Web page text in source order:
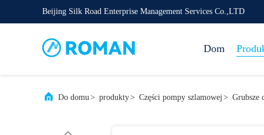
Beijing Silk Road Enterprise Management Services Co.,LTD
Dom
Do domu> produkty> Części pompy szlamowej > Grubsze